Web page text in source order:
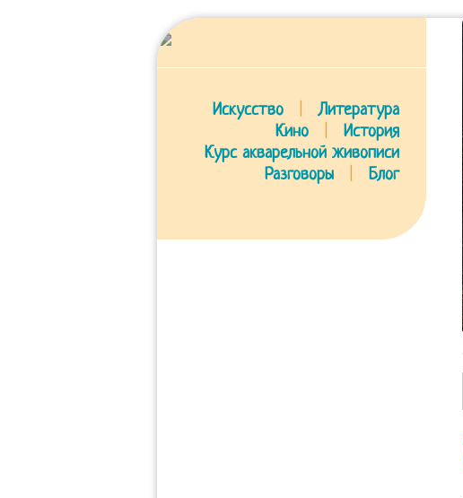
Искусство
Литература
Кино
История
Курс акварельной живописи
Разговоры
Блог